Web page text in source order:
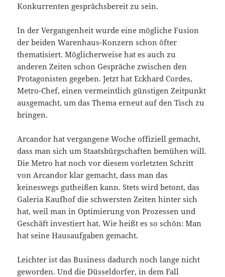
Konkurrenten gesprächsbereit zu sein.
In der Vergangenheit wurde eine mögliche Fusion
der beiden Warenhaus-Konzern schon öfter
thematisiert. Möglicherweise hat es auch zu
anderen Zeiten schon Gespräche zwischen den
Protagonisten gegeben. Jetzt hat Eckhard Cordes,
Metro-Chef, einen vermeintlich günstigen Zeitpunkt
ausgemacht, um das Thema erneut auf den Tisch zu
bringen.
Arcandor hat vergangene Woche offiziell gemacht,
dass man sich um Staatsbürgschaften bemühen will.
Die Metro hat noch vor diesem vorletzten Schritt
von Arcandor klar gemacht, dass man das
keineswegs gutheißen kann. Stets wird betont, das
Galeria Kaufhof die schwersten Zeiten hinter sich
hat, weil man in Optimierung von Prozessen und
Geschäft investiert hat. Wie heißt es so schön: Man
hat seine Hausaufgaben gemacht.
Leichter ist das Business dadurch noch lange nicht
geworden. Und die Düsseldorfer, in dem Fall